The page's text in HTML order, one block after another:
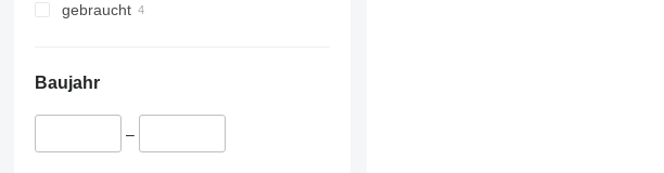
gebraucht
Baujahr
–